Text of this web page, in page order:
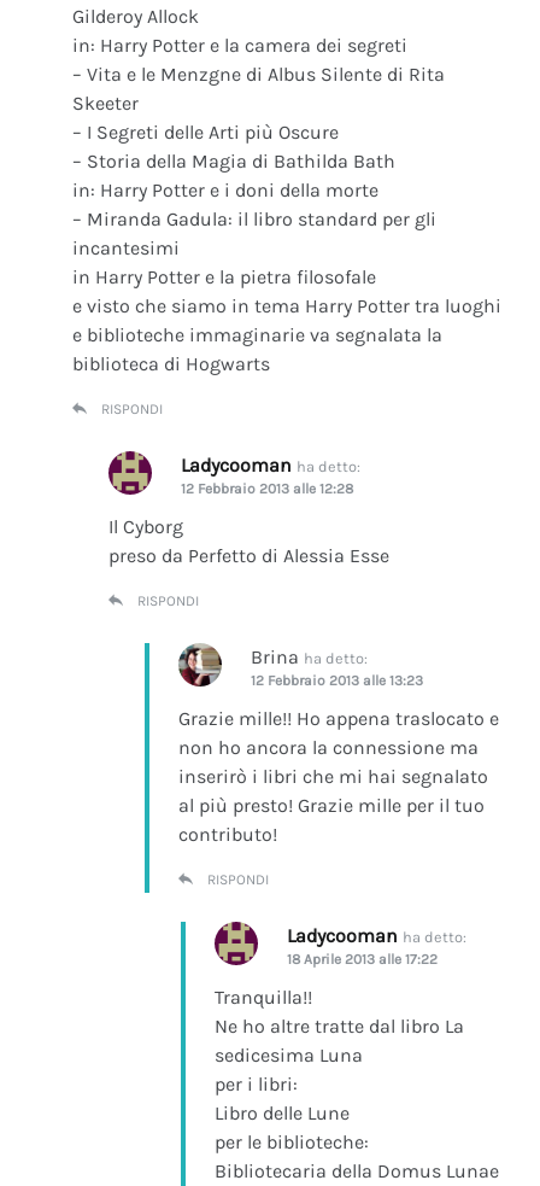
Gilderoy Allock
in: Harry Potter e la camera dei segreti
– Vita e le Menzgne di Albus Silente di Rita
Skeeter
– I Segreti delle Arti più Oscure
– Storia della Magia di Bathilda Bath
in: Harry Potter e i doni della morte
– Miranda Gadula: il libro standard per gli
incantesimi
in Harry Potter e la pietra filosofale
e visto che siamo in tema Harry Potter tra luoghi
e biblioteche immaginarie va segnalata la
biblioteca di Hogwarts
RISPONDI
Ladycooman ha detto:
12 Febbraio 2013 alle 12:28
Il Cyborg
preso da Perfetto di Alessia Esse
RISPONDI
Brina ha detto:
12 Febbraio 2013 alle 13:23
Grazie mille!! Ho appena traslocato e
non ho ancora la connessione ma
inserirò i libri che mi hai segnalato
al più presto! Grazie mille per il tuo
contributo!
RISPONDI
Ladycooman ha detto:
18 Aprile 2013 alle 17:22
Tranquilla!!
Ne ho altre tratte dal libro La
sedicesima Luna
per i libri:
Libro delle Lune
per le biblioteche:
Bibliotecaria della Domus Lunae